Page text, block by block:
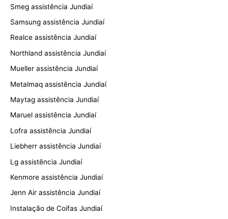
Smeg assistência Jundiaí
Samsung assistência Jundiaí
Realce assistência Jundiaí
Northland assistência Jundiaí
Mueller assistência Jundiaí
Metalmaq assistência Jundiaí
Maytag assistência Jundiaí
Maruel assistência Jundiaí
Lofra assistência Jundiaí
Liebherr assistência Jundiaí
Lg assistência Jundiaí
Kenmore assistência Jundiaí
Jenn Air assistência Jundiaí
Instalação de Coifas Jundiaí